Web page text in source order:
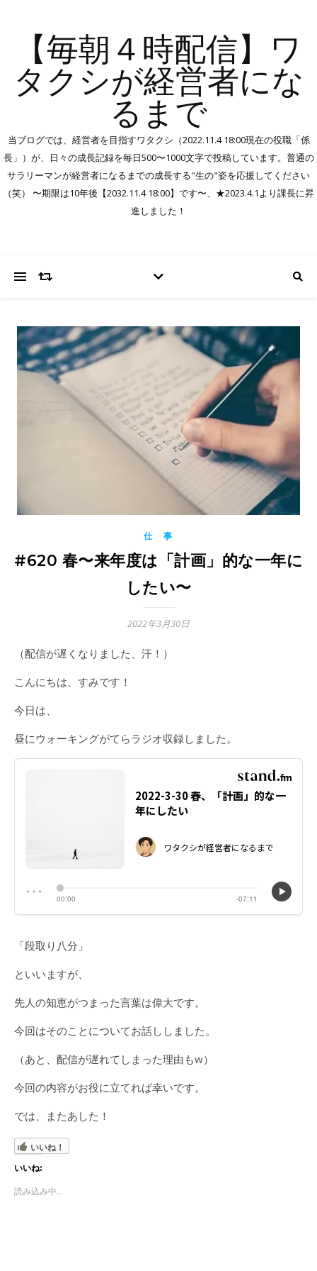
【毎朝４時配信】ワ
タクシが経営者にな
るまで
当ブログでは、経営者を目指すワタクシ（2022.11.4 18:00現在の役職「係
長」）が、日々の成長記録を毎日500〜1000文字で投稿しています。普通の
サラリーマンが経営者になるまでの成長する"生の"姿を応援してください
（笑） 〜期限は10年後【2032.11.4 18:00】です〜、★2023.4.1より課長に昇
進しました！
仕 事
#620 春〜来年度は「計画」的な一年に
したい〜
2022年3月30日
（配信が遅くなりました、汗！）
こんにちは、すみです！
今日は、
昼にウォーキングがてらラジオ収録しました。
「段取り八分」
といいますが、
先人の知恵がつまった言葉は偉大です。
今回はそのことについてお話ししました。
（あと、配信が遅れてしまった理由もw）
今回の内容がお役に立てれば幸いです。
では、またあした！
いいね！
いいね:
読み込み中...